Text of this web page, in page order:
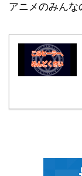
アニメのみんな